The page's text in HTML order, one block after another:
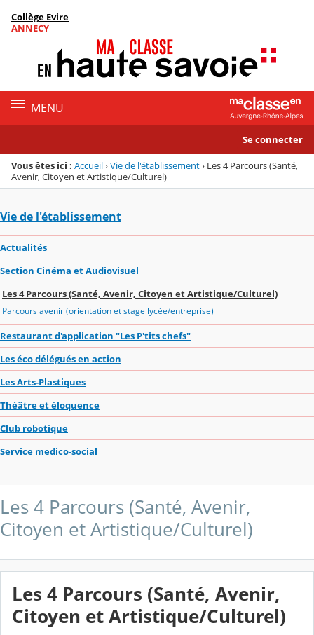
Menu de la rubrique
Contenu
Collège Evire
ANNECY
MENU
Se connecter
Vous êtes ici : Accueil›Vie de l'établissement› Les 4 Parcours (Santé,
Avenir, Citoyen et Artistique/Culturel)
Vie de l'établissement
Actualités
Section Cinéma et Audiovisuel
Les 4 Parcours (Santé, Avenir, Citoyen et Artistique/Culturel)
Parcours avenir (orientation et stage lycée/entreprise)
Restaurant d'application "Les P'tits chefs"
Les éco délégués en action
Les Arts-Plastiques
Théâtre et éloquence
Club robotique
Service medico-social
Les 4 Parcours (Santé, Avenir,
Citoyen et Artistique/Culturel)
Les 4 Parcours (Santé, Avenir,
Citoyen et Artistique/Culturel)